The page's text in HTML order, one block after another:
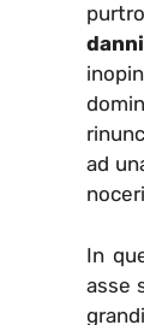
ad
In
asse